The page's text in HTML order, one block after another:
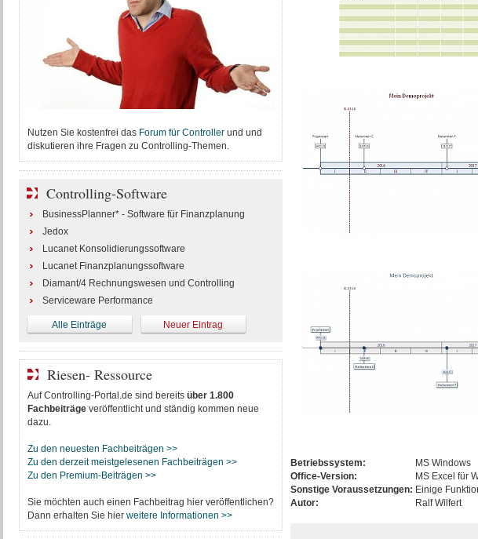
Betriebssystem:
MS Windows
Office-Version:
MS Excel für
Sonstige Voraussetzungen: Einige
Autor:
Ralf Wilfert
Nutzen Sie kostenfrei das Forum für Controllerund und
diskutieren ihre Fragen zu Controlling-Themen.
Controlling-Software
BusinessPlanner* - Software für Finanzplanung
Jedox
Lucanet Konsolidierungssoftware
Lucanet Finanzplanungssoftware
Diamant/4 Rechnungswesen und Controlling
Serviceware Performance
Alle Einträge Neuer Eintrag
Riesen- Ressource
Auf Controlling-Portal.de sind bereits über 1.800
Fachbeiträgeveröffentlicht und ständig kommen neue
dazu.
Zu den neuesten Fachbeiträgen >>
Zu den derzeit meistgelesenen Fachbeiträgen >>
Zu den Premium-Beiträgen >>
Sie möchten auch einen Fachbeitrag hier veröffentlichen?
Dann erhalten Sie hier weitere Informationen >>